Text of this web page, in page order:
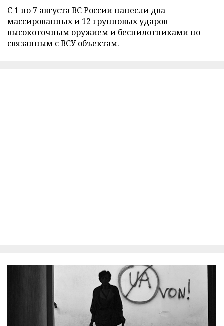
С 1 по 7 августа ВС России нанесли два
массированных и 12 групповых ударов
высокоточным оружием и беспилотниками по
связанным с ВСУ объектам.